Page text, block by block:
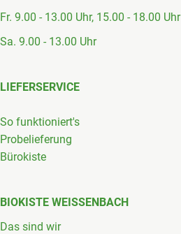
Fr. 9.00 - 13.00 Uhr, 15.00 - 18.00 Uhr
Sa. 9.00 - 13.00 Uhr
LIEFERSERVICE
So funktioniert's
Probelieferung
Bürokiste
BIOKISTE WEISSENBACH
Das sind wir